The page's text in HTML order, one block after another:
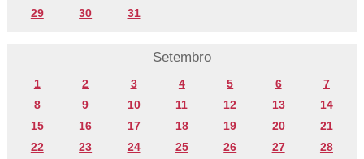
29
30 31
Setembro
1 2 3 4 5 6
7
8
9 10 11 12 13
14
15
16 17 18 19 20
21
22
23 24 25 26 27 28